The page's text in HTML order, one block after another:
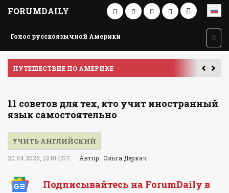
FORUMDAILY
Голос русскоязычной Америки
ПУТЕШЕСТВИЕ ПО АМЕРИКЕ
11 советов для тех, кто учит иностранный
язык самостоятельно
УЧИТЬ АНГЛИЙСКИЙ
20.04.2025, 13:10 EST Автор: Ольга Деркач
Подписывайтесь на ForumDaily в